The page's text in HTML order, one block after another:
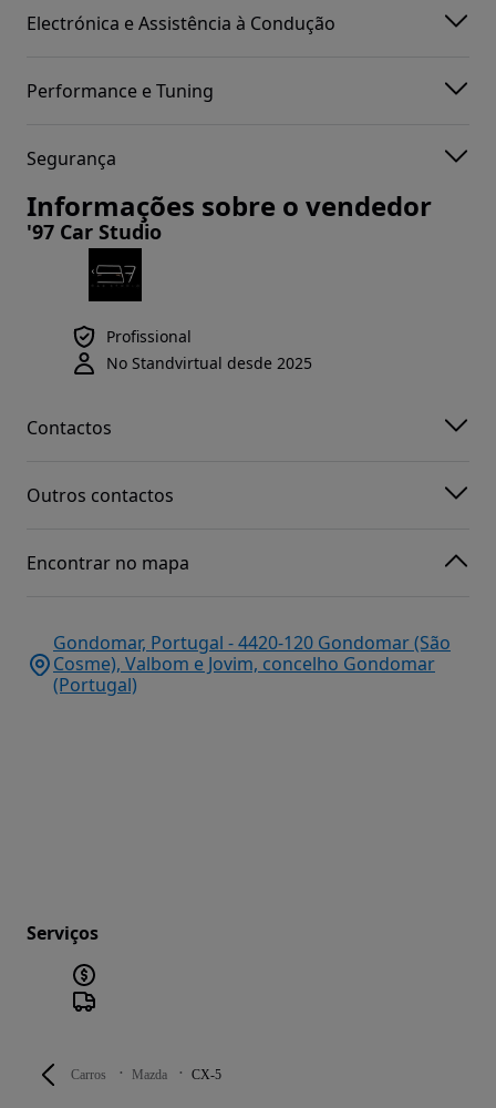
Carros Mazda CX-5
Electrónica e Assistência à Condução
Performance e Tuning
Segurança
Informações sobre o vendedor
'97 Car Studio
Profissional
No Standvirtual desde 2025
Contactos
Outros contactos
Encontrar no mapa
Gondomar, Portugal - 4420-120 Gondomar (São
Cosme), Valbom e Jovim, concelho Gondomar
(Portugal)
Serviços